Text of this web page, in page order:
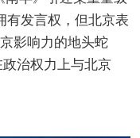
有发言权，但北京表
影响力的地头蛇
治权力上与北京